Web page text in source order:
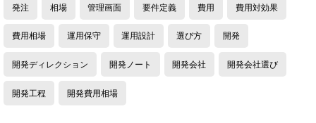
発注 相場 管理画面 要件定義 費用 費用対効果
費用相場 運用保守 運用設計 選び方 開発
開発ディレクション 開発ノート 開発会社 開発会社選び
開発工程 開発費用相場